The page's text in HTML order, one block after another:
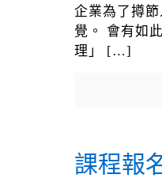
企業為了撙
覺。 會有如
理」
[…]
課程報